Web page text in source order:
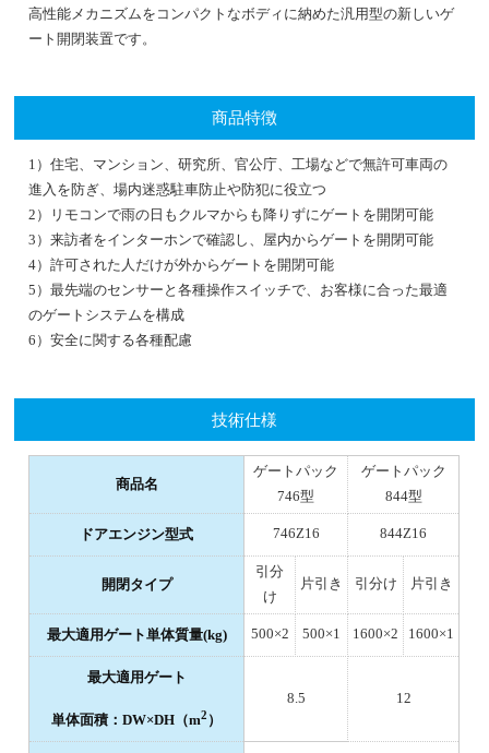
高性能メカニズムをコンパクトなボディに納めた汎用型の新しいゲ
ート開閉装置です。
商品特徴
1）住宅、マンション、研究所、官公庁、工場などで無許可車両の
進入を防ぎ、場内迷惑駐車防止や防犯に役立つ
2）リモコンで雨の日もクルマからも降りずにゲートを開閉可能
3）来訪者をインターホンで確認し、屋内からゲートを開閉可能
4）許可された人だけが外からゲートを開閉可能
5）最先端のセンサーと各種操作スイッチで、お客様に合った最適
のゲートシステムを構成
6）安全に関する各種配慮
技術仕様
商品名
ゲートパック
746型
ゲートパック
844型
ドアエンジン型式 746Z16 844Z16
開閉タイプ
引分
け
片引き 引分け 片引き
最大適用ゲート単体質量(kg) 500×2 500×1 1600×2 1600×1
最大適用ゲート
単体面積：DW×DH（m2 ）
8.5 12